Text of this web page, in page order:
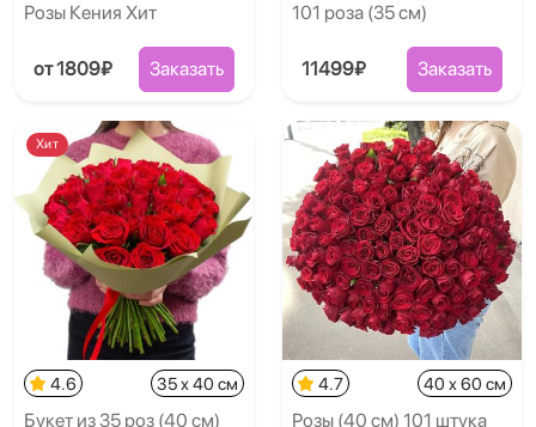
Розы Кения Хит
от 1809₽ Заказать
101 роза (35 см)
11499₽ Заказать
Хит
4.6 35 x 40 см
Букет из 35 роз (40 см)
4.7 40 x 60 см
Розы (40 см) 101 штука